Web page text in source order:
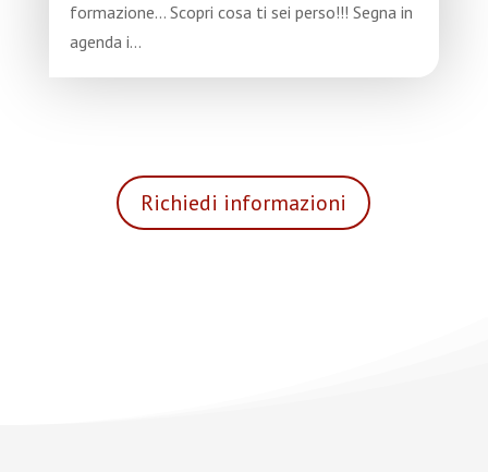
formazione... Scopri cosa ti sei perso!!! Segna in
agenda i...
Richiedi informazioni